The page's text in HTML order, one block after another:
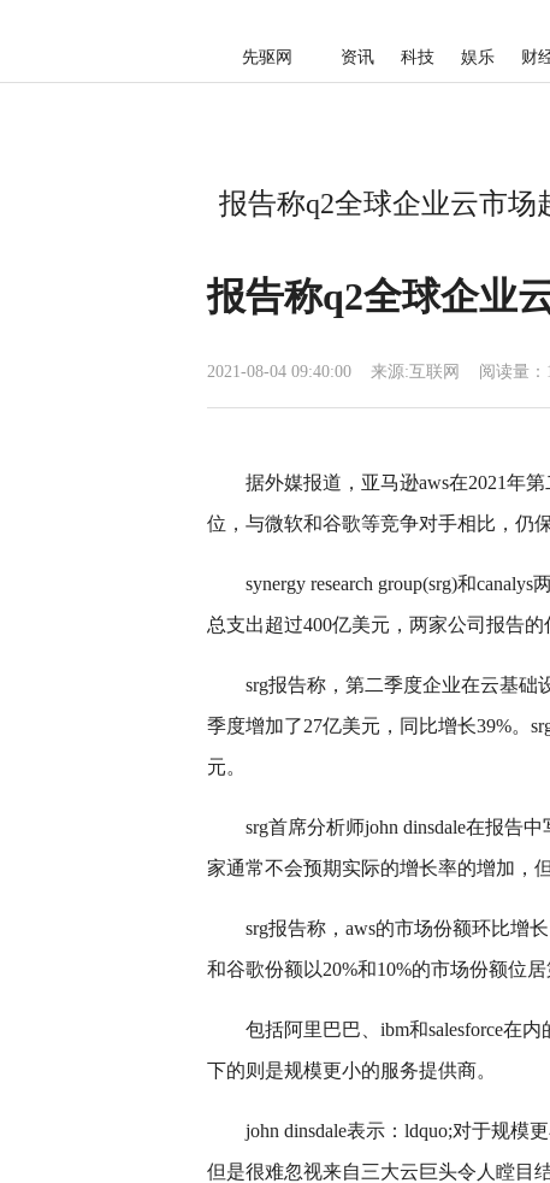
先驱网 资讯 科技 娱乐 财
报告称q2全球企业云市场
报告称q2全球企业
2021-08-04 09:40:00 来源:互联网 阅读量
据外媒报道，亚马逊aws在2021年
位，与微软和谷歌等竞争对手相比，仍
synergy research group(srg)和
总支出超过400亿美元，两家公司报告的
srg报告称，第二季度企业在云基础
季度增加了27亿美元，同比增长39%。
元。
srg首席分析师john dinsdale在报告
家通常不会预期实际的增长率的增加，
srg报告称，aws的市场份额环比增
和谷歌份额以20%和10%的市场份额位居
包括阿里巴巴、ibm和salesforce在
下的则是规模更小的服务提供商。
john dinsdale表示：ldquo;对于规模
但是很难忽视来自三大云巨头令人瞠目